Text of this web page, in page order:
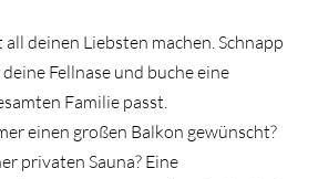
deinen Liebsten machen. Schnapp
Fellnase und buche eine
Familie passt.
einen großen Balkon gewünscht?
privaten Sauna? Eine